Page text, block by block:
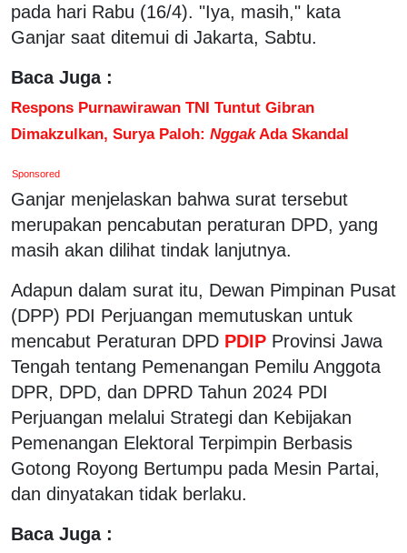
pada hari Rabu (16/4). "Iya, masih," kata
Ganjar saat ditemui di Jakarta, Sabtu.
Baca Juga :
Respons Purnawirawan TNI Tuntut Gibran
Dimakzulkan, Surya Paloh: NggakAda Skandal
Sponsored
Ganjar menjelaskan bahwa surat tersebut
merupakan pencabutan peraturan DPD, yang
masih akan dilihat tindak lanjutnya.
Adapun dalam surat itu, Dewan Pimpinan Pusat
(DPP) PDI Perjuangan memutuskan untuk
mencabut Peraturan DPD PDIP Provinsi Jawa
Tengah tentang Pemenangan Pemilu Anggota
DPR, DPD, dan DPRD Tahun 2024 PDI
Perjuangan melalui Strategi dan Kebijakan
Pemenangan Elektoral Terpimpin Berbasis
Gotong Royong Bertumpu pada Mesin Partai,
dan dinyatakan tidak berlaku.
Baca Juga :